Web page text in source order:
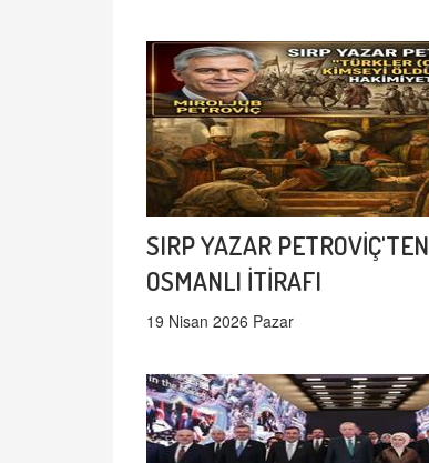
SIRP YAZAR PETROVİÇ'TEN
OSMANLI İTİRAFI
19 Nisan 2026 Pazar